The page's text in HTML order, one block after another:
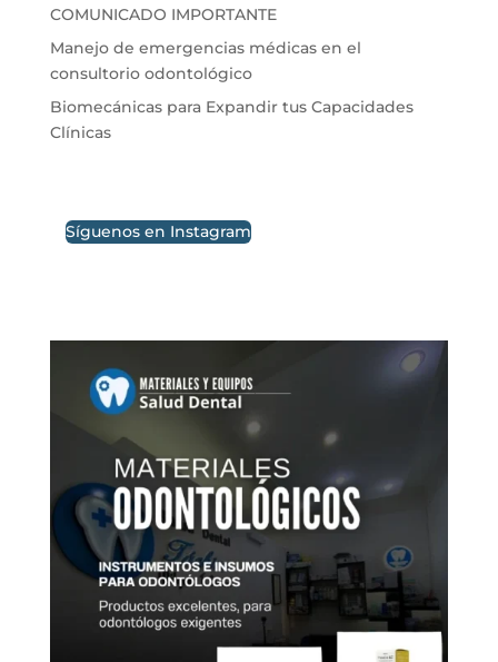
COMUNICADO IMPORTANTE
Manejo de emergencias médicas en el
consultorio odontológico
Biomecánicas para Expandir tus Capacidades
Clínicas
Síguenos en Instagram